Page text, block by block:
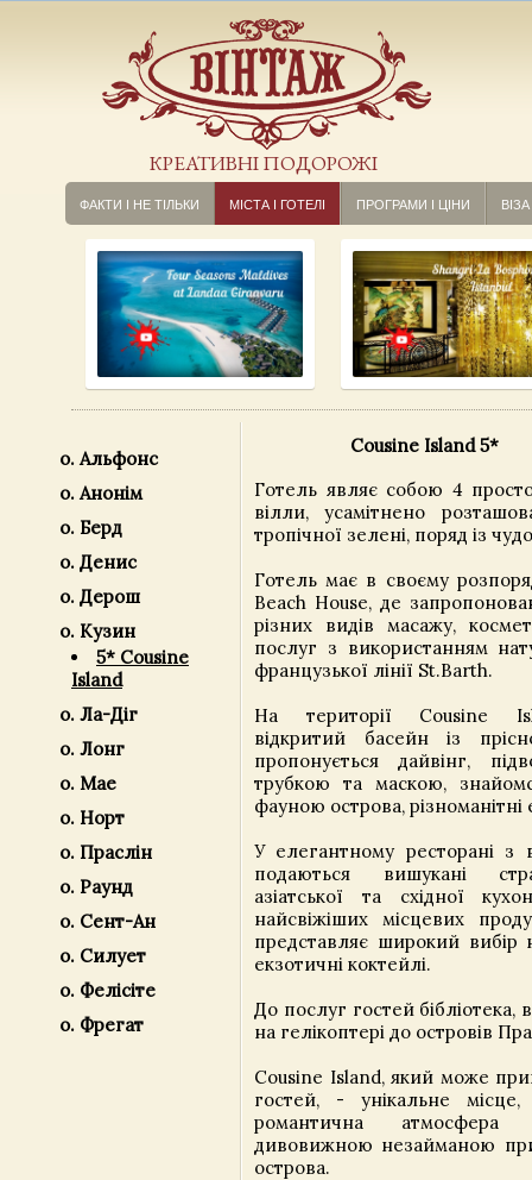
КРЕАТИВНІ ПОДОРОЖІ
ФАКТИ І НЕ ТІЛЬКИ МІСТА І ГОТЕЛІ ПРОГРАМИ І ЦІНИ ВІЗА
о. Альфонс
о. Анонім
о. Берд
о. Денис
о. Дерош
о. Кузин
5* Cousine
Island
о. Ла-Діг
о. Лонг
о. Мае
о. Норт
о. Праслін
о. Раунд
о. Сент-Ан
о. Силует
о. Фелісіте
о. Фрегат
Cousine Island 5*
Готель являє собою 4
вілли, усамітнено
тропічної зелені, поряд із
Готель має в своєму
Beach House, де
різних видів масажу,
послуг з використанням
французької лінії St.Barth.
На території Cousine
відкритий басейн із
пропонується дайвінг,
трубкою та маскою,
фауною острова, різноманітні
У елегантному ресторані з
подаються вишукані
азіатської та східної
найсвіжіших місцевих
представляє широкий вибір
екзотичні коктейлі.
До послуг гостей бібліотека,
на гелікоптері до островів
Cousine Island, який може
гостей, - унікальне
романтична атмосфера
дивовижною незайманою
острова.